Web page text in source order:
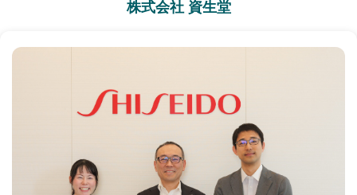
株式会社 資生堂